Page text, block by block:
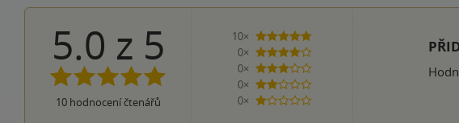
5.0 z 5
10hodnocení čtenářů
10×
5 hvězdiček
0×
4 hvězdičky
0×
3 hvězdičky
0×
2 hvězdičky
0×
1 hvezdička